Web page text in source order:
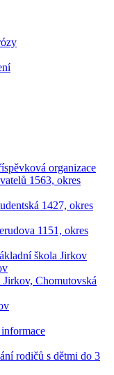
organizace
1563, okres
1427, okres
1151, okres
škola Jirkov
Chomutovská
rodičů s dětmi do 3